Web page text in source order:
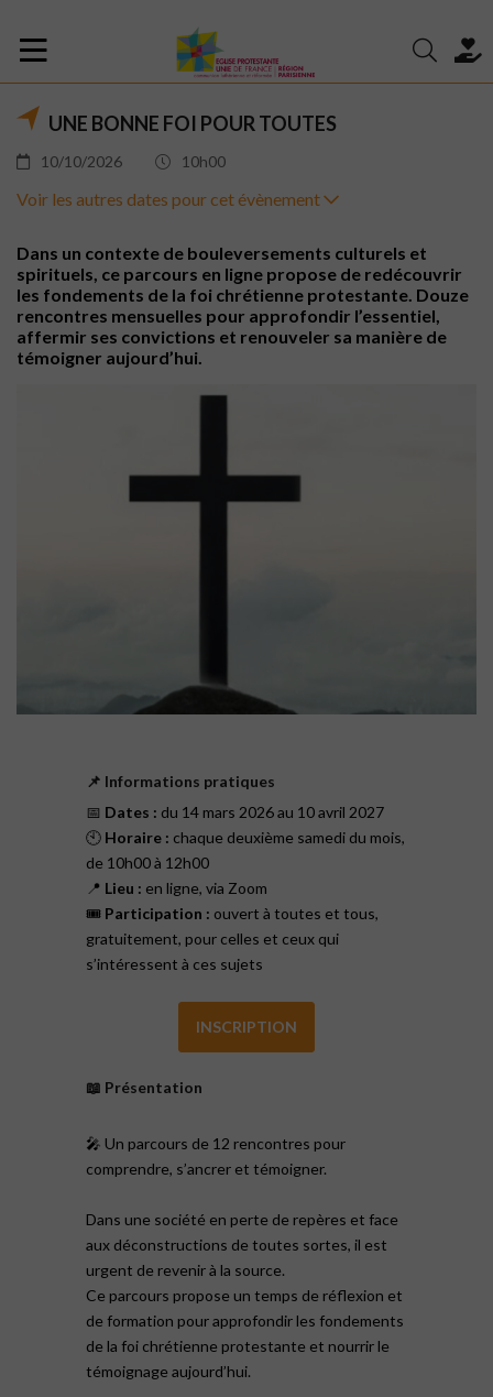
UNE BONNE FOI POUR TOUTES
10/10/2026 10h00
Voir les autres dates pour cet évènement
Dans un contexte de bouleversements culturels et
spirituels, ce parcours en ligne propose de redécouvrir
les fondements de la foi chrétienne protestante. Douze
rencontres mensuelles pour approfondir l’essentiel,
affermir ses convictions et renouveler sa manière de
témoigner aujourd’hui.
📌 Informations pratiques
📅 Dates : du 14 mars 2026 au 10 avril 2027
🕙 Horaire : chaque deuxième samedi du mois,
de 10h00 à 12h00
📍 Lieu : en ligne, via Zoom
🎟️ Participation : ouvert à toutes et tous,
gratuitement, pour celles et ceux qui
s’intéressent à ces sujets
INSCRIPTION
📖 Présentation
🎤 Un parcours de 12 rencontres pour
comprendre, s’ancrer et témoigner.
Dans une société en perte de repères et face
aux déconstructions de toutes sortes, il est
urgent de revenir à la source.
Ce parcours propose un temps de réflexion et
de formation pour approfondir les fondements
de la foi chrétienne protestante et nourrir le
témoignage aujourd’hui.